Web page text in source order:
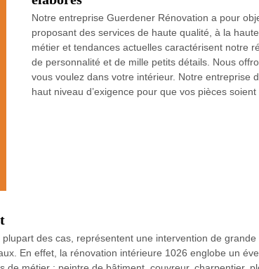
Notre entreprise Guerdener Rénovation a pour
proposant des services de haute qualité, à la
métier et tendances actuelles caractérisent notre
de personnalité et de mille petits détails. Nous
vous voulez dans votre intérieur. Notre entreprise
haut niveau d’exigence pour que vos pièces
des cas, représentent une intervention de
En effet, la rénovation intérieure 1026 englobe un